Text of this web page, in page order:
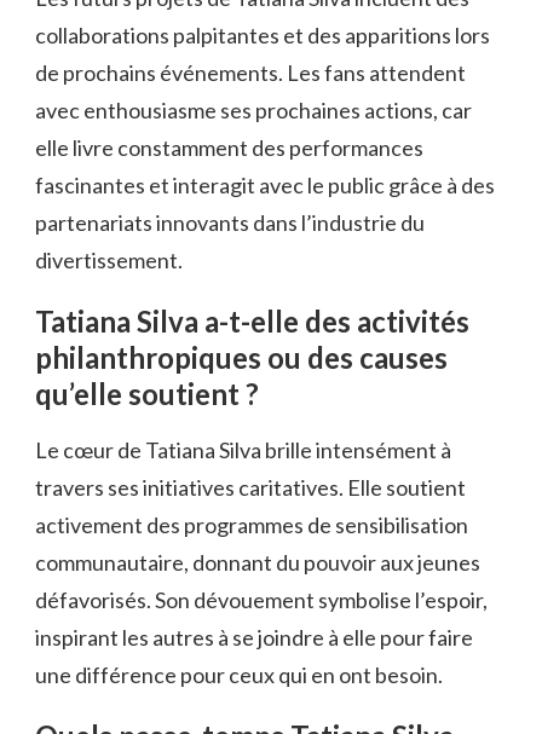
collaborations palpitantes et des apparitions lors
de prochains événements. Les fans attendent
avec enthousiasme ses prochaines actions, car
elle livre constamment des performances
fascinantes et interagit avec le public grâce à des
partenariats innovants dans l’industrie du
divertissement.
Tatiana Silva a-t-elle des activités
philanthropiques ou des causes
qu’elle soutient ?
Le cœur de Tatiana Silva brille intensément à
travers ses initiatives caritatives. Elle soutient
activement des programmes de sensibilisation
communautaire, donnant du pouvoir aux jeunes
défavorisés. Son dévouement symbolise l’espoir,
inspirant les autres à se joindre à elle pour faire
une différence pour ceux qui en ont besoin.